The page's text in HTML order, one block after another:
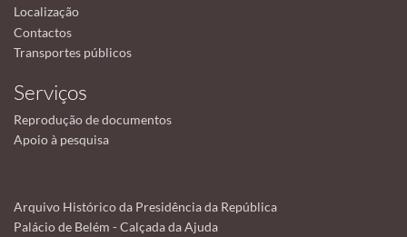
Localização
Contactos
Transportes públicos
Serviços
Reprodução de documentos
Apoio à pesquisa
Arquivo Histórico da Presidência da República
Palácio de Belém - Calçada da Ajuda